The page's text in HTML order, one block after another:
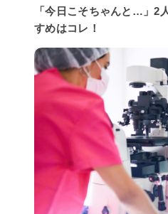
「今日こそちゃんと…」2
すめはコレ！